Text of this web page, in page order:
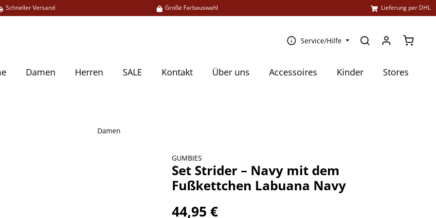
Schneller Versand Große Farbauswahl Lieferung per DHL
Service/Hilfe
Damen Herren SALE Kontakt Über uns Accessoires Kinder Stores
Damen
GUMBIES
Set Strider – Navy mit dem
Fußkettchen Labuana Navy
44,95 €